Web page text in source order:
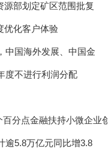
部划定矿区范围批复
优化客户体验
中国海外发展、中国金
度不进行利润分配
分点金融扶持小微企业
逾5.8万亿元同比增3.8